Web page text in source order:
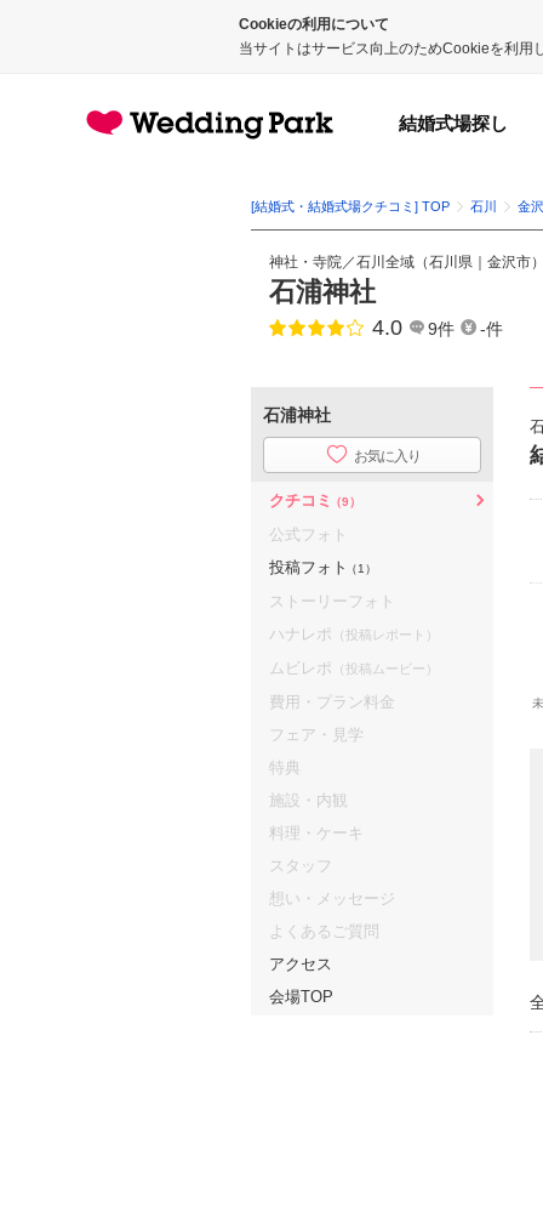
Cookieの利用について
当サイトはサービス向上のためCookieを利
結婚式場探し
[結婚式・結婚式場クチコミ] TOP 石川 金
神社・寺院／石川全域 （石川県 金沢市
石浦神社
点数
4.0 9件 -件
石浦神社
お気に入り
クチコミ （9）
公式フォト
投稿フォト （1）
ストーリーフォト
ハナレポ （投稿レポート）
ムビレポ （投稿ムービー）
費用・プラン料金
フェア・見学
特典
施設・内観
料理・ケーキ
スタッフ
想い・メッセージ
よくあるご質問
アクセス
会場TOP